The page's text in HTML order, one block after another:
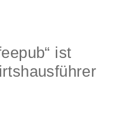
ist